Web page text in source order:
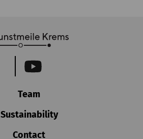
Team
Sustainability
Contact